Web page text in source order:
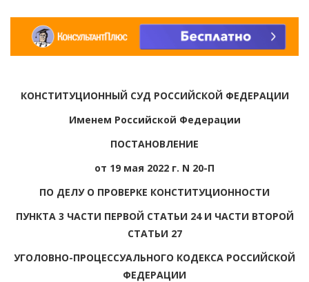
КОНСТИТУЦИОННЫЙ СУД РОССИЙСКОЙ ФЕДЕРАЦИИ
Именем Российской Федерации
ПОСТАНОВЛЕНИЕ
от 19 мая 2022 г. N 20-П
ПО ДЕЛУ О ПРОВЕРКЕ КОНСТИТУЦИОННОСТИ
ПУНКТА 3 ЧАСТИ ПЕРВОЙ СТАТЬИ 24 И ЧАСТИ ВТОРОЙ
СТАТЬИ 27
УГОЛОВНО-ПРОЦЕССУАЛЬНОГО КОДЕКСА РОССИЙСКОЙ
ФЕДЕРАЦИИ